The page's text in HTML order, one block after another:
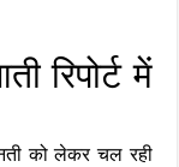
रिपोर्ट में
को लेकर चल रही